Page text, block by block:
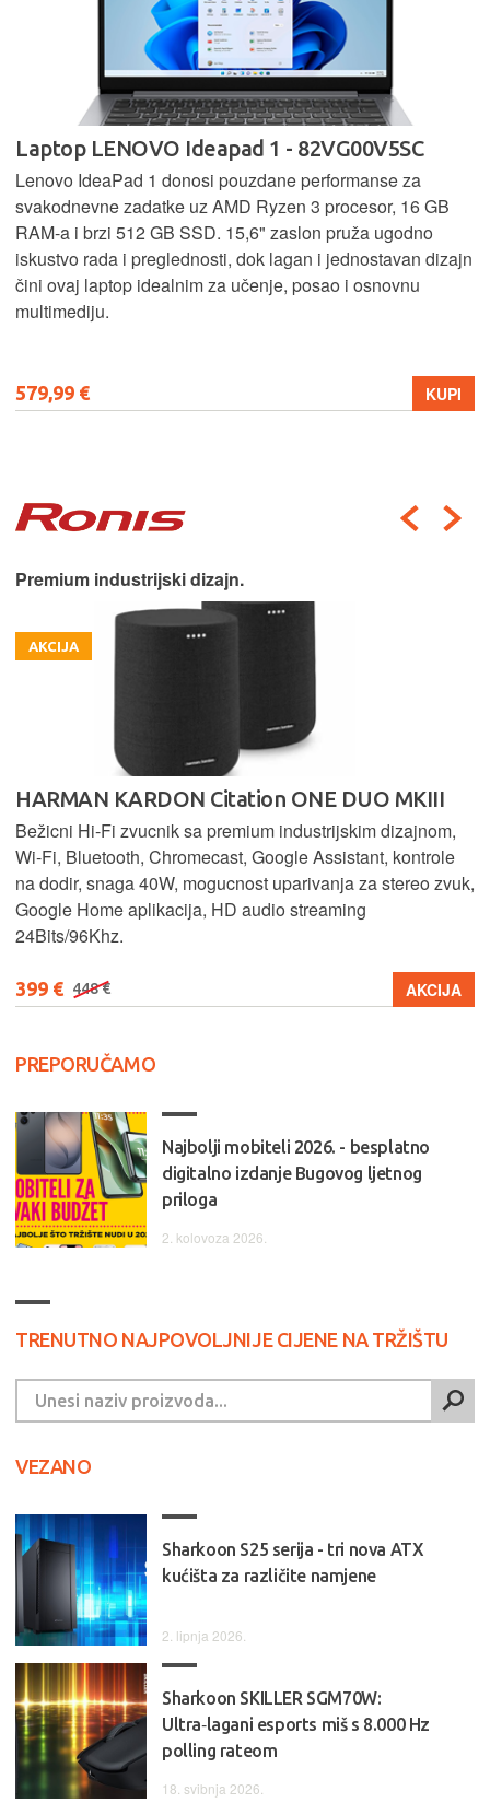
Laptop LENOVO Ideapad 1 - 82VG00V5SC
Lenovo IdeaPad 1 donosi pouzdane performanse za
svakodnevne zadatke uz AMD Ryzen 3 procesor, 16 GB
RAM-a i brzi 512 GB SSD. 15,6" zaslon pruža ugodno
iskustvo rada i preglednosti, dok lagan i jednostavan dizajn
čini ovaj laptop idealnim za učenje, posao i osnovnu
multimediju.
579,99 € KUPI
Premium industrijski dizajn.
AKCIJA
HARMAN KARDON Citation ONE DUO MKIII
Bežicni Hi-Fi zvucnik sa premium industrijskim dizajnom,
Wi-Fi, Bluetooth, Chromecast, Google Assistant, kontrole
na dodir, snaga 40W, mogucnost uparivanja za stereo zvuk,
Google Home aplikacija, HD audio streaming
24Bits/96Khz.
399 € 448 € AKCIJA
PREPORUČAMO
Najbolji mobiteli 2026. - besplatno
digitalno izdanje Bugovog ljetnog
priloga
2. kolovoza 2026.
TRENUTNO NAJPOVOLJNIJE CIJENE NA TRŽIŠTU
VEZANO
Sharkoon S25 serija - tri nova ATX
kućišta za različite namjene
2. lipnja 2026.
Sharkoon SKILLER SGM70W:
Ultra‑lagani esports miš s 8.000 Hz
polling rateom
18. svibnja 2026.